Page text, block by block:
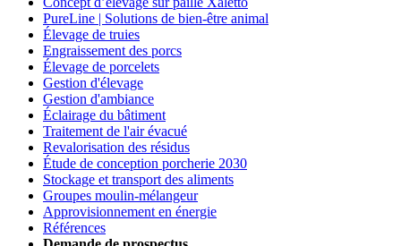
PureLine | Solutions de bien-être animal
Élevage de truies
Engraissement des porcs
Élevage de porcelets
Gestion d'élevage
Gestion d'ambiance
Éclairage du bâtiment
Traitement de l'air évacué
Revalorisation des résidus
Étude de conception porcherie 2030
Stockage et transport des aliments
Groupes moulin-mélangeur
Approvisionnement en énergie
Références